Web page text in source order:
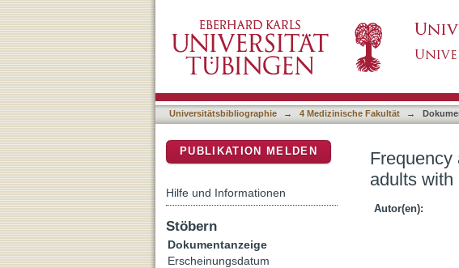
Frequency and clinical associations
A multicenter study
Universitätsbibliographie → 4 Medizinische Fakultät →
Frequency
adults with
Autor(en):
PUBLIKATION MELDEN
Hilfe und Informationen
Stöbern
Dokumentanzeige
Erscheinungsdatum